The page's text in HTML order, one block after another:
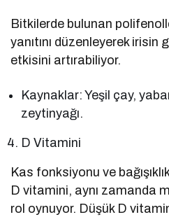
Bitkilerde bulunan
yanıtını düzenleyerek irisin
etkisini artırabiliyor.
Kaynaklar: Yeşil çay,
zeytinyağı.
D Vitamini
Kas fonksiyonu ve
D vitamini, aynı zamanda
rol oynuyor. Düşük D